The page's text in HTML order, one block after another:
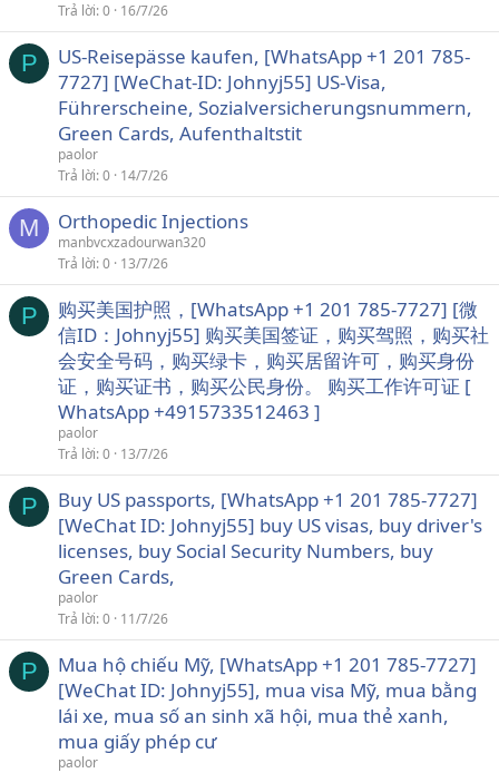
Trả lời 0 16/7/26
P
US-Reisepässe kaufen, [WhatsApp +1 201 785-
7727] [WeChat-ID: Johnyj55] US-Visa,
Führerscheine, Sozialversicherungsnummern,
Green Cards, Aufenthaltstit
paolor
Trả lời 0 14/7/26
M Orthopedic Injections
manbvcxzadourwan320
Trả lời 0 13/7/26
P
购买美国护照，[WhatsApp +1 201 785-7727] [微
信ID：Johnyj55] 购买美国签证，购买驾照，购买社
会安全号码，购买绿卡，购买居留许可，购买身份
证，购买证书，购买公民身份。 购买工作许可证 [
WhatsApp +4915733512463 ]
paolor
Trả lời 0 13/7/26
P
Buy US passports, [WhatsApp +1 201 785-7727]
[WeChat ID: Johnyj55] buy US visas, buy driver's
licenses, buy Social Security Numbers, buy
Green Cards,
paolor
Trả lời 0 11/7/26
P
Mua hộ chiếu Mỹ, [WhatsApp +1 201 785-7727]
[WeChat ID: Johnyj55], mua visa Mỹ, mua bằng
lái xe, mua số an sinh xã hội, mua thẻ xanh,
mua giấy phép cư
paolor